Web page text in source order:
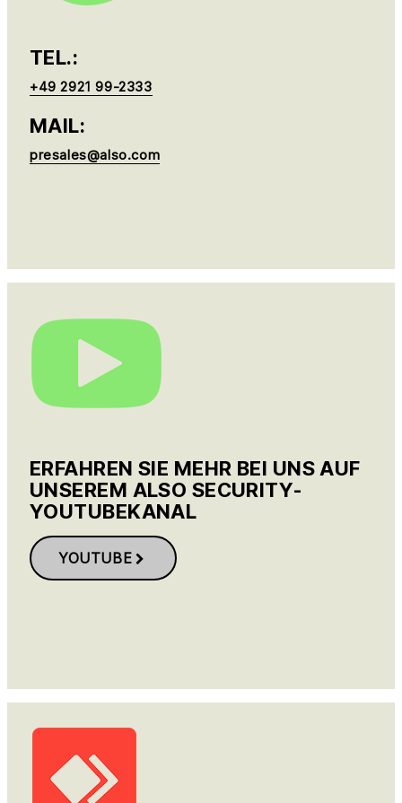
TEL.:
+49 2921 99-2333
MAIL:
presales@also.com
ERFAHREN SIE MEHR BEI UNS AUF
UNSEREM ALSO SECURITY-
YOUTUBEKANAL
YOUTUBE